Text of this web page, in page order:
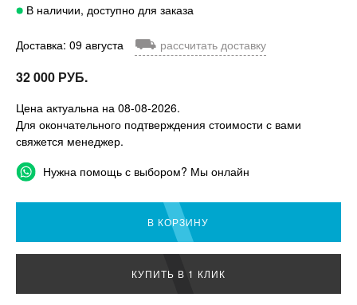
В наличии, доступно для заказа
Доставка: 09 августа ⛟ рассчитать доставку
32 000 РУБ.
Цена актуальна на 08-08-2026.
Для окончательного подтверждения стоимости с вами
свяжется менеджер.
Нужна помощь с выбором? Мы онлайн
В КОРЗИНУ
КУПИТЬ В 1 КЛИК